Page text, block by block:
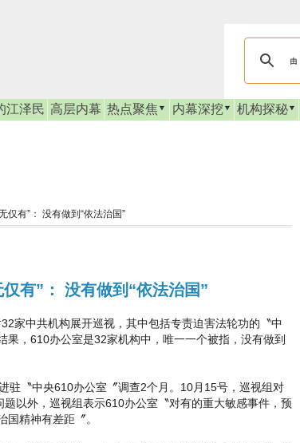
江泽民 高层内幕 热点聚焦 内幕深挖 机构探秘
仅有”： 没有做到“依法治国”
有”： 没有做到“依法治国”
中共机构展开巡视，其中包括专责迫害法轮功的〝中
，610办公室是32家机构中，唯一一个被指，没有做到
驻〝中央610办公室〞调查2个月。10月15号，巡视组对
题以外，巡视组表示610办公室〝对有的重大敏感事件，预
精神有差距〞。